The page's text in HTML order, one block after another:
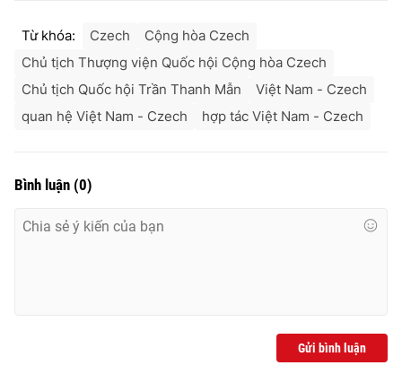
Từ khóa: Czech
Cộng hòa Czech
Chủ tịch Thượng viện Quốc hội Cộng hòa Czech
Chủ tịch Quốc hội Trần Thanh Mẫn
Việt Nam - Czech
quan hệ Việt Nam - Czech
hợp tác Việt Nam - Czech
Bình luận (0)
Gửi bình luận